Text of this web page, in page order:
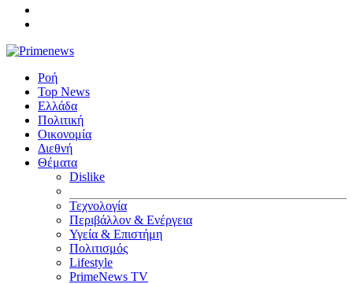
Ροή
Top News
Ελλάδα
Πολιτική
Οικονομία
Διεθνή
Θέματα
Dislike
Τεχνολογία
Περιβάλλον & Ενέργεια
Υγεία & Επιστήμη
Πολιτισμός
Lifestyle
PrimeNews TV